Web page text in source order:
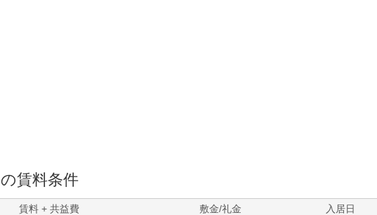
の賃料条件
賃料 + 共益費 敷金/礼金 入居日